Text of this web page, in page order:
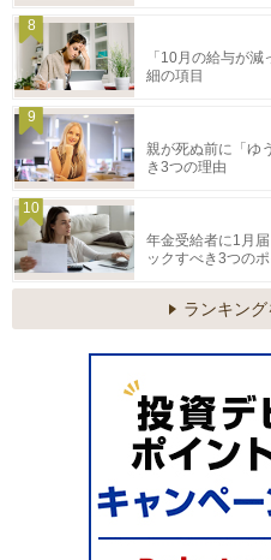
8
「10月の給与が
細の項目
9
親が死ぬ前に「ゆ
き3つの理由
10
年金受給者に1月
ックすべき3つのポ
ランキン